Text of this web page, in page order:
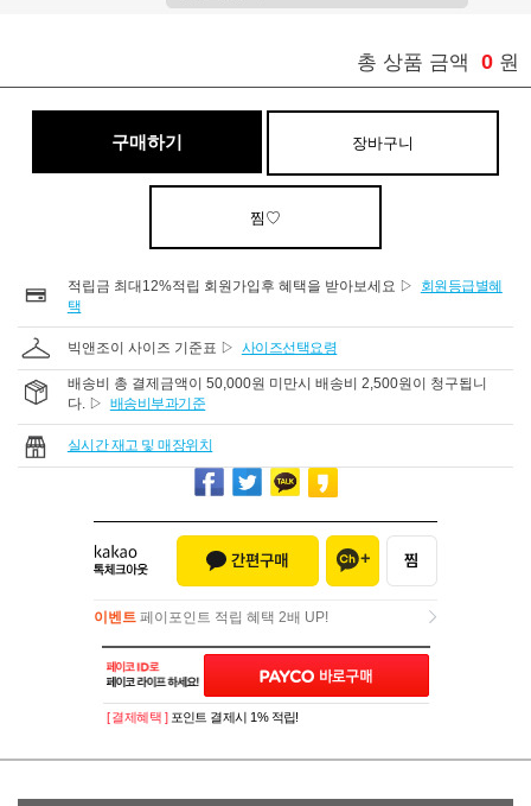
총 상품 금액 0 원
구매하기 장바구니
찜♡
적립금 최대12%적립 회원가입후 혜택을 받아보세요 ▷
회원등급별혜
택
빅앤조이 사이즈 기준표 ▷ 사이즈선택요령
배송비 총 결제금액이 50,000원 미만시 배송비 2,500원이 청구됩니
다. ▷ 배송비부과기준
실시간 재고 및 매장위치
이벤트 페이포인트 적립 혜택 2배 UP!
이벤트페이포인트 적립 혜택 2배 UP!
[ 결제혜택 ] 포인트 결제시 1% 적립!